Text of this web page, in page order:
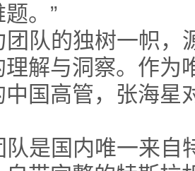
。”
团队的独树一帜，
解与洞察。作为
国高管，张海星
队是国内唯一来自